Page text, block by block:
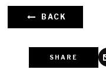
BACK
SHARE